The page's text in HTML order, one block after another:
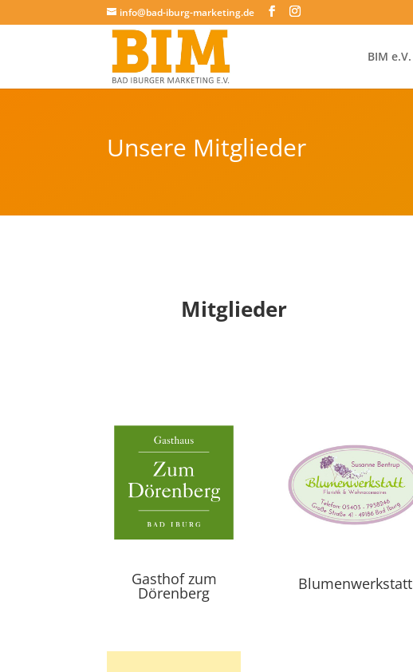
info@bad-iburg-marketing.de
BIM e.V.
Unsere Mitglieder
Mitglieder
Gasthof zum
Dörenberg Blumenwerkstatt